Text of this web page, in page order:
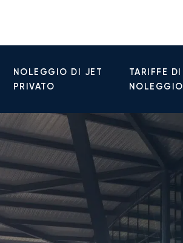
NOLEGGIO DI JET
PRIVATO
TARIFFE DI
NOLEGGIO